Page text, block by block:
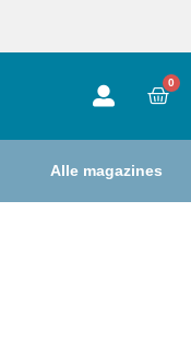
0
Alle magazines